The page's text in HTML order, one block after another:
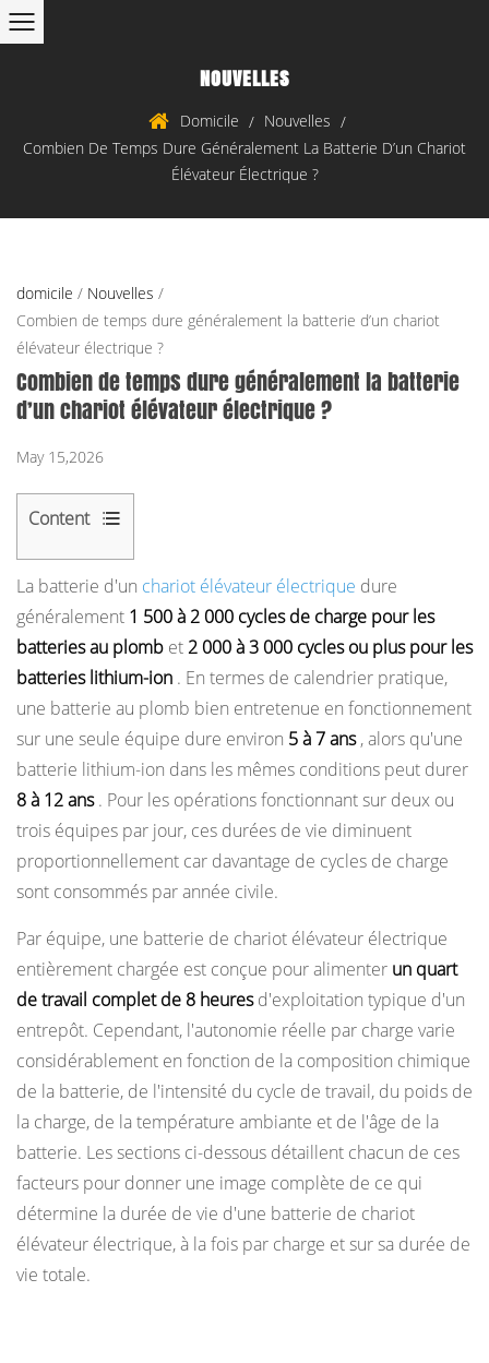
NOUVELLES
Domicile / Nouvelles /
Combien De Temps Dure Généralement La Batterie D’un Chariot
Élévateur Électrique ?
domicile / Nouvelles /
Combien de temps dure généralement la batterie d’un chariot
élévateur électrique ?
Combien de temps dure généralement la batterie
d’un chariot élévateur électrique ?
May 15,2026
Content
1
Plomb-
acide
ou
lithium-
ion :
comment
la
chimie
des
batteries
détermine
durée
de
vie
1.1
Batteries
au
plomb
inondées
(FLA)
1.2
Batteries
lithium-
La batterie d'un chariot élévateur électrique dure
généralement 1 500 à 2 000 cycles de charge pour les
batteries au plomb et2 000 à 3 000 cycles ou plus pour les
batteries lithium-ion . En termes de calendrier pratique,
une batterie au plomb bien entretenue en fonctionnement
sur une seule équipe dure environ 5 à 7 ans, alors qu'une
batterie lithium-ion dans les mêmes conditions peut durer
8 à 12 ans. Pour les opérations fonctionnant sur deux ou
trois équipes par jour, ces durées de vie diminuent
proportionnellement car davantage de cycles de charge
sont consommés par année civile.
Par équipe, une batterie de chariot élévateur électrique
entièrement chargée est conçue pour alimenter un quart
de travail complet de 8 heuresd'exploitation typique d'un
entrepôt. Cependant, l'autonomie réelle par charge varie
considérablement en fonction de la composition chimique
de la batterie, de l'intensité du cycle de travail, du poids de
la charge, de la température ambiante et de l'âge de la
batterie. Les sections ci-dessous détaillent chacun de ces
facteurs pour donner une image complète de ce qui
détermine la durée de vie d'une batterie de chariot
élévateur électrique, à la fois par charge et sur sa durée de
vie totale.